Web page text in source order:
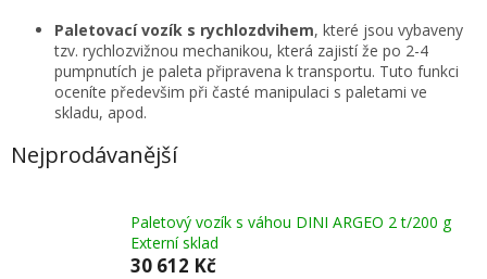
Paletovací vozík s rychlozdvihem, které jsou vybaveny
tzv. rychlozvižnou mechanikou, která zajistí že po 2-4
pumpnutích je paleta připravena k transportu. Tuto funkci
oceníte předevšim při časté manipulaci s paletami ve
skladu, apod.
Nejprodávanější
Paletový vozík s váhou DINI ARGEO 2 t/200 g
Externí sklad
30 612 Kč